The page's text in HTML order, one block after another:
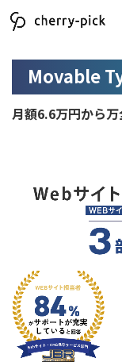
Movable
月額6.6万円から